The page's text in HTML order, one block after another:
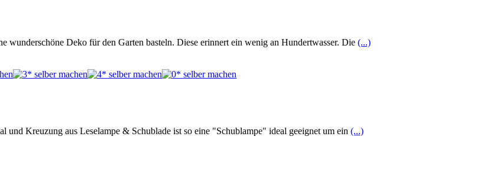
wunderschöne Deko für den Garten basteln. Diese erinnert ein wenig an Hundertwasser. Die (...)
Kreuzung aus Leselampe & Schublade ist so eine "Schublampe" ideal geeignet um ein (...)